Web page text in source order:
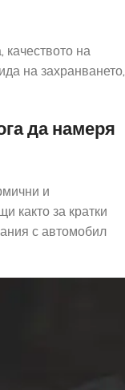
качеството на
на захранването,
да намеря
и
както за кратки
с автомобил